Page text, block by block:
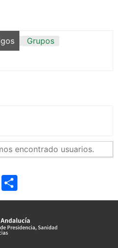
Grupos
encontrado usuarios.
Email